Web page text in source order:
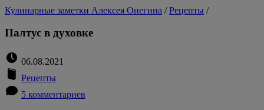
Кулинарные заметки Алексея Онегина /Рецепты /
Палтус в духовке
06.08.2021
Рецепты
5 комментариев